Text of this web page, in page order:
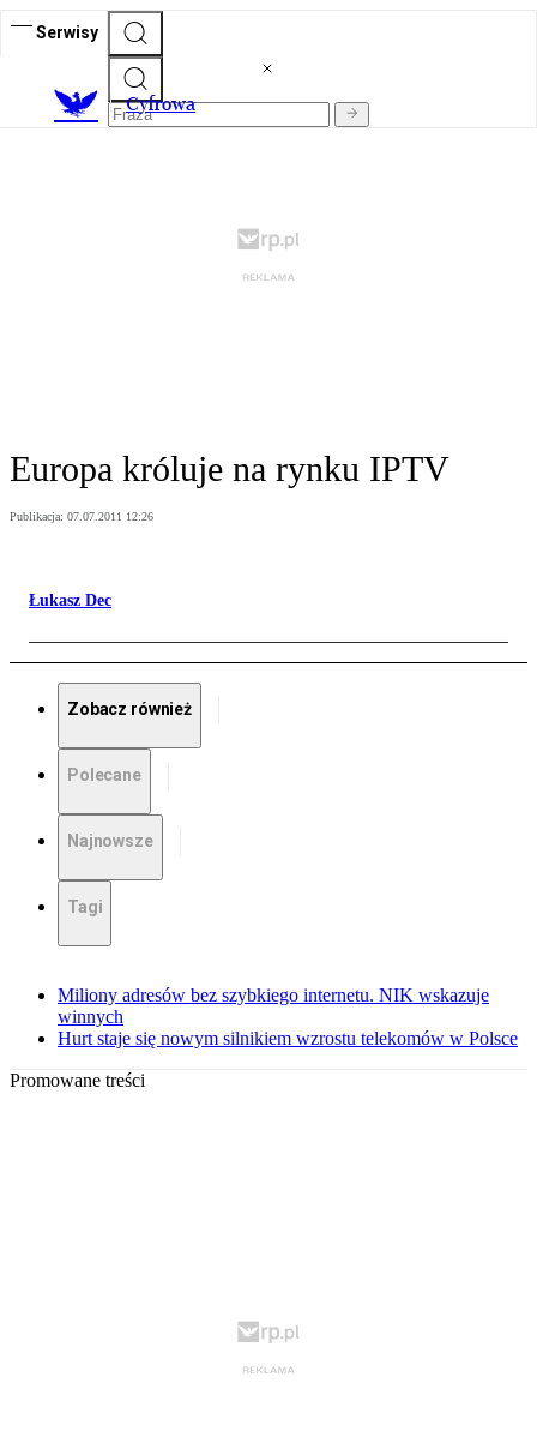
Serwisy
Cyfrowa
Europa króluje na rynku IPTV
Publikacja: 07.07.2011 12:26
Łukasz Dec
Zobacz również
Polecane
Najnowsze
Tagi
Miliony adresów bez szybkiego internetu. NIK wskazuje
winnych
Hurt staje się nowym silnikiem wzrostu telekomów w Polsce
Promowane treści